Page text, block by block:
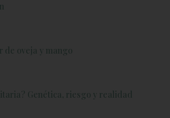
de oveja y mango
Genética, riesgo y realidad